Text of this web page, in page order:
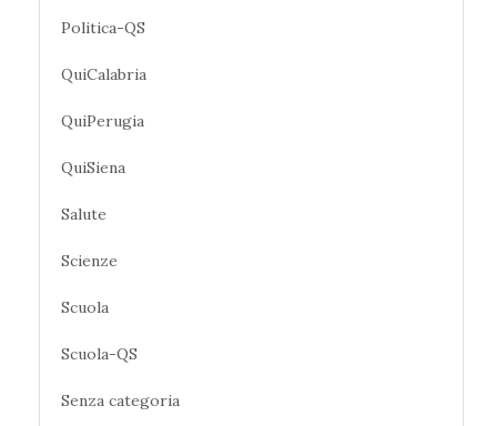
Politica-QS
QuiCalabria
QuiPerugia
QuiSiena
Salute
Scienze
Scuola
Scuola-QS
Senza categoria